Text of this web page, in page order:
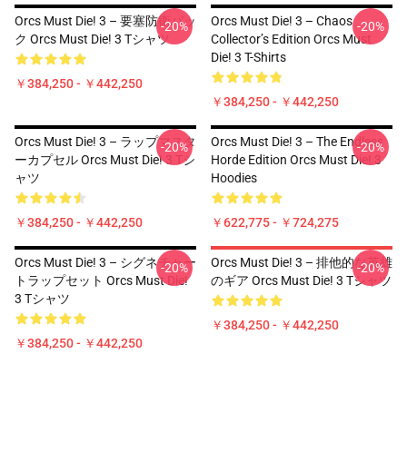
Orcs Must Die! 3 – 要塞防衛パッ
ク Orcs Must Die! 3 Tシャツ
￥384,250 - ￥442,250
-20%
Orcs Must Die! 3 – Chaos
Collector’s Edition Orcs Must
Die! 3 T-Shirts
￥384,250 - ￥442,250
-20%
Orcs Must Die! 3 – ラップマスタ
ーカプセル Orcs Must Die! 3 Tシ
ャツ
￥384,250 - ￥442,250
-20%
Orcs Must Die! 3 – The Endless
Horde Edition Orcs Must Die! 3
Hoodies
￥622,775 - ￥724,275
-20%
Orcs Must Die! 3 – シグネチャー
トラップセット Orcs Must Die!
3 Tシャツ
￥384,250 - ￥442,250
-20%
Orcs Must Die! 3 – 排他的な英雄
のギア Orcs Must Die! 3 Tシャツ
￥384,250 - ￥442,250
-20%